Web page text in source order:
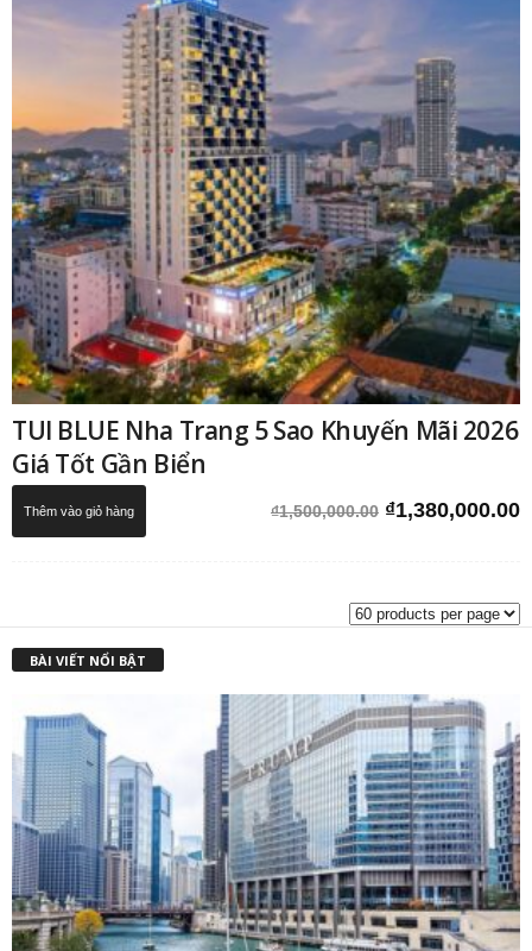
TUI BLUE Nha Trang 5 Sao Khuyến Mãi 2026
Giá Tốt Gần Biển
₫1,500,000.00 Giá
₫1,380,000.00
Thêm vào giỏ hàng
BÀI VIẾT NỔI BẬT